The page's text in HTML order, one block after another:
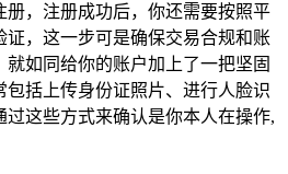
册，注册成功后，你还需要按照平
证，这一步可是确保交易合规和账
就如同给你的账户加上了一把坚固
包括上传身份证照片、进行人脸识
过这些方式来确认是你本人在操作,